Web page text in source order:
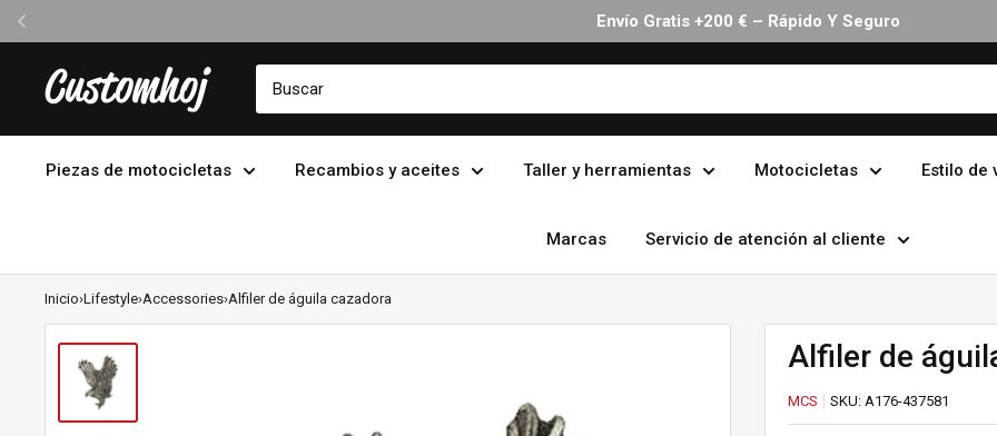
Envío Gratis +200 € – Rápido Y Seguro
directamente
Customhoj
Piezas de motocicletas Recambios y aceites Taller y herramientas Motocicletas Estilo de
Marcas Servicio de atención al cliente
Inicio›Lifestyle›Accessories›Alfiler de águila cazadora
Alfiler de
MCS SKU: A176-437581